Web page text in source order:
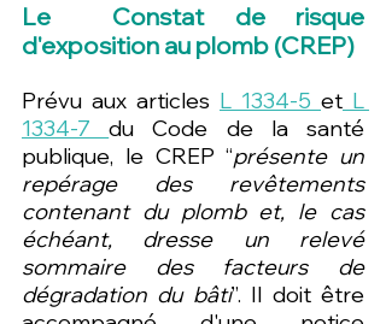
Le  Constat de risque
d'exposition au plomb (CREP)
Prévu aux articles L 1334-5 et L
1334-7 du Code de la santé
publique, le CREP “présente un
repérage des revêtements
contenant du plomb et, le cas
échéant, dresse un relevé
sommaire des facteurs de
dégradation du bâti”. Il doit être